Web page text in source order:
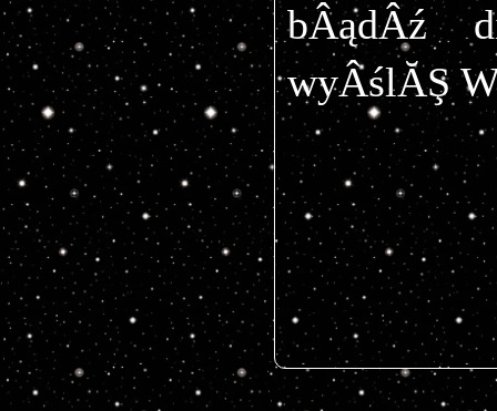
bÂądÂź
wyÂślĂŞ